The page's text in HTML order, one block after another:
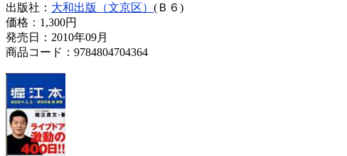
出版社： 大和出版（文京区） (Ｂ６)
価格： 1,300円
発売日：2010年09月
商品コード：9784804704364